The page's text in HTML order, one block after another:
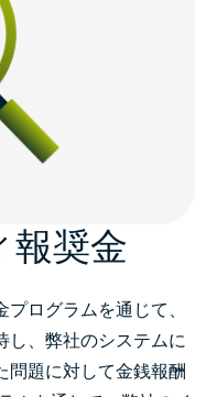
報奨金
ログラムを通じて、
し、弊社のシステムに
問題に対して金銭報酬